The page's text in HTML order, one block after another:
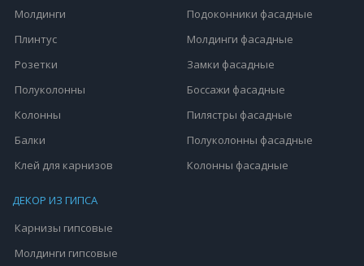
Молдинги
Плинтус
Розетки
Полуколонны
Колонны
Балки
Клей для карнизов
Подоконники фасадные
Молдинги фасадные
Замки фасадные
Боссажи фасадные
Пилястры фасадные
Полуколонны фасадные
Колонны фасадные
ДЕКОР ИЗ ГИПСА
Карнизы гипсовые
Молдинги гипсовые